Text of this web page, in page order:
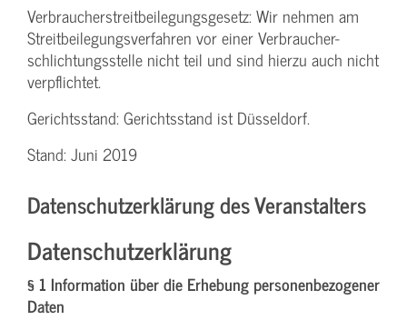
Verbraucher­streitbeilegungs­gesetz: Wir nehmen am
Streit­beilegungs­verfahren vor einer Verbraucher­
schlichtungs­stelle nicht teil und sind hierzu auch nicht
verpflichtet.
Gerichtsstand: Gerichtsstand ist Düsseldorf.
Stand: Juni 2019
Datenschutzerklärung des Veranstalters
Datenschutzerklärung
§ 1 Information über die Erhebung personenbezogener
Daten